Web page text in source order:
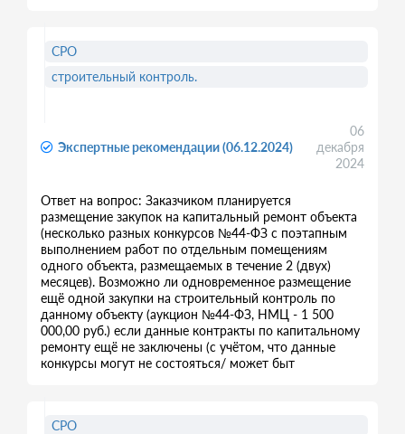
Экспертные рекомендации (06.12.2024)
06
декабря
2024
Ответ на вопрос: Заказчиком планируется
размещение закупок на капитальный ремонт объекта
(несколько разных конкурсов №44-ФЗ с поэтапным
выполнением работ по отдельным помещениям
одного объекта, размещаемых в течение 2 (двух)
месяцев). Возможно ли одновременное размещение
ещё одной закупки на строительный контроль по
данному объекту (аукцион №44-ФЗ, НМЦ - 1 500
000,00 руб.) если данные контракты по капитальному
ремонту ещё не заключены (с учётом, что данные
конкурсы могут не состояться/ может быт
СРО
строительный контроль.
СРО